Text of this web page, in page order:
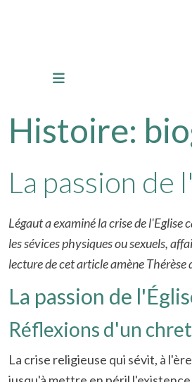
Histoire:
La passion de
Légaut a examiné la crise de l'Eglise
les sévices physiques ou sexuels,
lecture de cet article amène
La passion de
Réflexions d'un
La crise religieuse qui sévit, à